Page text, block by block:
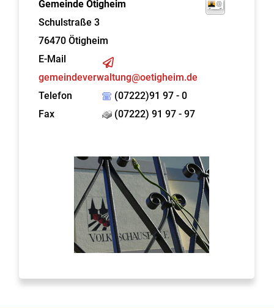
Gemeinde Ötigheim
Schulstraße 3
76470 Ötigheim
E-Mail
gemeindeverwaltung@oetigheim.de
Telefon
(07222)91 97 - 0
Fax
(07222) 91 97 - 97